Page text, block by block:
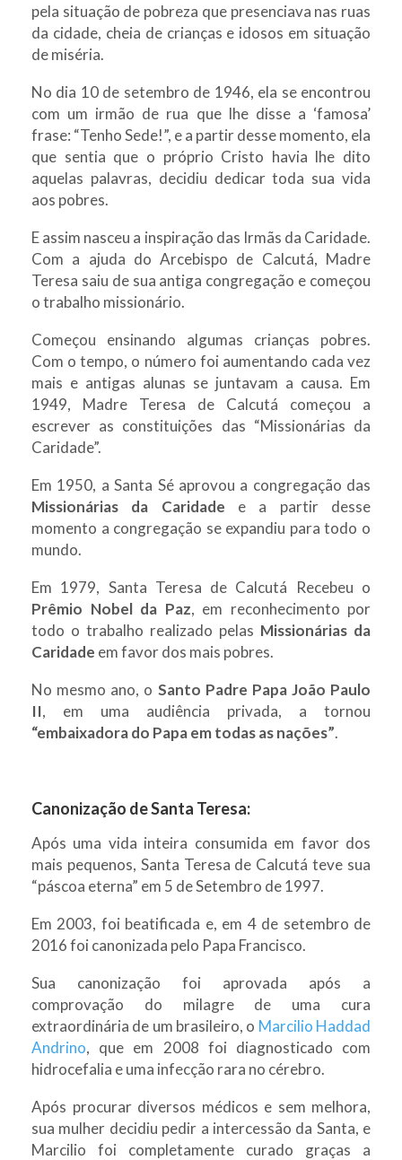
pela situação de pobreza que presenciava nas ruas
da cidade, cheia de crianças e idosos em situação
de miséria.
No dia 10 de setembro de 1946, ela se encontrou
com um irmão de rua que lhe disse a ‘famosa’
frase: “Tenho Sede!”, e a partir desse momento, ela
que sentia que o próprio Cristo havia lhe dito
aquelas palavras, decidiu dedicar toda sua vida
aos pobres.
E assim nasceu a inspiração das Irmãs da Caridade.
Com a ajuda do Arcebispo de Calcutá, Madre
Teresa saiu de sua antiga congregação e começou
o trabalho missionário.
Começou ensinando algumas crianças pobres.
Com o tempo, o número foi aumentando cada vez
mais e antigas alunas se juntavam a causa. Em
1949, Madre Teresa de Calcutá começou a
escrever as constituições das “Missionárias da
Caridade”.
Em 1950, a Santa Sé aprovou a congregação das
Missionárias da Caridade e a partir desse
momento a congregação se expandiu para todo o
mundo.
Em 1979, Santa Teresa de Calcutá Recebeu o
Prêmio Nobel da Paz, em reconhecimento por
todo o trabalho realizado pelas Missionárias da
Caridade em favor dos mais pobres.
No mesmo ano, o Santo Padre Papa João Paulo
II, em uma audiência privada, a tornou
“embaixadora do Papa em todas as nações”.
Canonização de Santa Teresa:
Após uma vida inteira consumida em favor dos
mais pequenos, Santa Teresa de Calcutá teve sua
“páscoa eterna” em 5 de Setembro de 1997.
Em 2003, foi beatificada e, em 4 de setembro de
2016 foi canonizada pelo Papa Francisco.
Sua canonização foi aprovada após a
comprovação do milagre de uma cura
extraordinária de um brasileiro, o Marcilio Haddad
Andrino, que em 2008 foi diagnosticado com
hidrocefalia e uma infecção rara no cérebro.
Após procurar diversos médicos e sem melhora,
sua mulher decidiu pedir a intercessão da Santa, e
Marcilio foi completamente curado graças a